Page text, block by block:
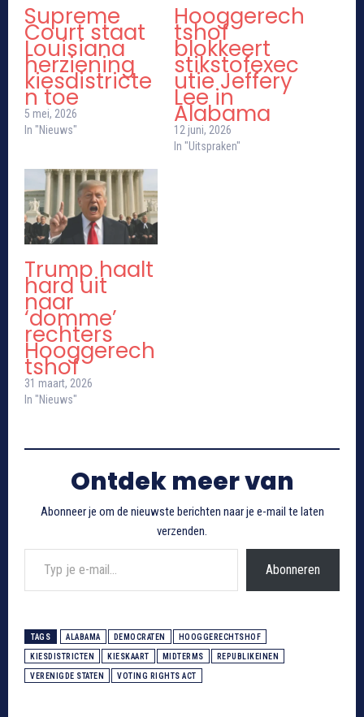
Supreme
Court staat
Louisiana
herziening
kiesdistricte
n toe
5 mei, 2026
In "Nieuws"
Hooggerech
tshof
blokkeert
stikstofexec
utie Jeffery
Lee in
Alabama
12 juni, 2026
In "Uitspraken"
Trump haalt
hard uit
naar
‘domme’
rechters
Hooggerech
tshof
31 maart, 2026
In "Nieuws"
Ontdek meer van
Abonneer je om de nieuwste berichten naar je e-mail te laten
verzenden.
Typ je e-mail...
Abonneren
TAGS ALABAMA DEMOCRATEN HOOGGERECHTSHOF
KIESDISTRICTEN KIESKAART MIDTERMS REPUBLIKEINEN
VERENIGDE STATEN VOTING RIGHTS ACT